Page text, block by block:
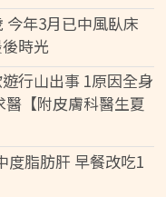
今年3月已中風臥床
時光
行山出事 1原因全身
【附皮膚科醫生夏
度脂肪肝 早餐改吃1